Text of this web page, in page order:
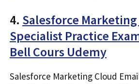
4. Salesforce
Specialist Practice
Bell Cours Udemy
Salesforce Marketing Cloud